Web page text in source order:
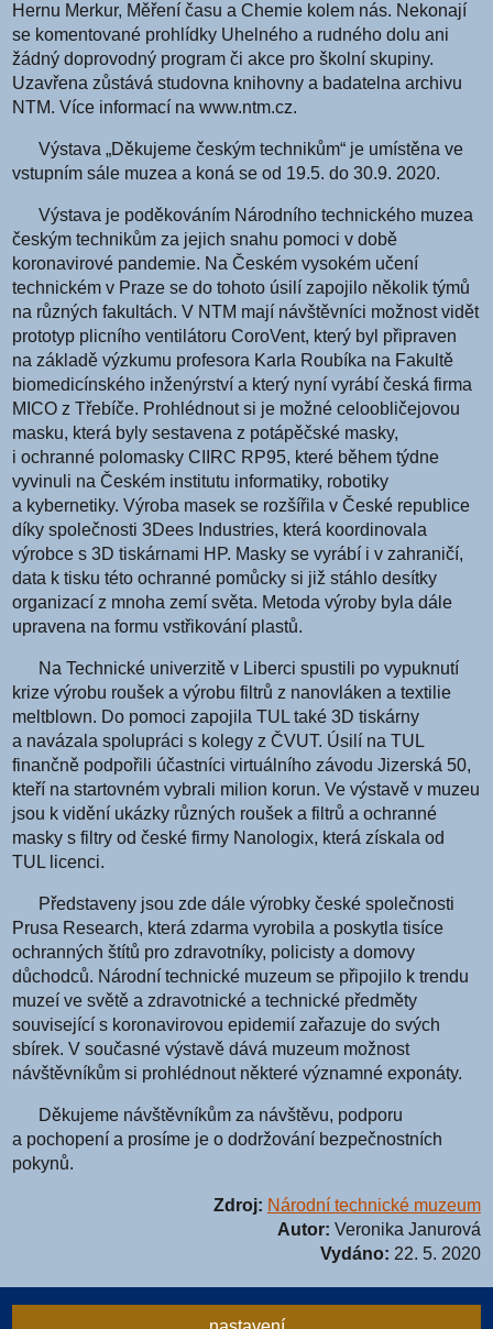
Hernu Merkur, Měření času a Chemie kolem nás. Nekonají
se komentované prohlídky Uhelného a rudného dolu ani
žádný doprovodný program či akce pro školní skupiny.
Uzavřena zůstává studovna knihovny a badatelna archivu
NTM. Více informací na www.ntm.cz.
Výstava „Děkujeme českým technikům“ je umístěna ve
vstupním sále muzea a koná se od 19.5. do 30.9. 2020.
Výstava je poděkováním Národního technického muzea
českým technikům za jejich snahu pomoci v době
koronavirové pandemie. Na Českém vysokém učení
technickém v Praze se do tohoto úsilí zapojilo několik týmů
na různých fakultách. V NTM mají návštěvníci možnost vidět
prototyp plicního ventilátoru CoroVent, který byl připraven
na základě výzkumu profesora Karla Roubíka na Fakultě
biomedicínského inženýrství a který nyní vyrábí česká firma
MICO z Třebíče. Prohlédnout si je možné celoobličejovou
masku, která byly sestavena z potápěčské masky,
i ochranné polomasky CIIRC RP95, které během týdne
vyvinuli na Českém institutu informatiky, robotiky
a kybernetiky. Výroba masek se rozšířila v České republice
díky společnosti 3Dees Industries, která koordinovala
výrobce s 3D tiskárnami HP. Masky se vyrábí i v zahraničí,
data k tisku této ochranné pomůcky si již stáhlo desítky
organizací z mnoha zemí světa. Metoda výroby byla dále
upravena na formu vstřikování plastů.
Na Technické univerzitě v Liberci spustili po vypuknutí
krize výrobu roušek a výrobu filtrů z nanovláken a textilie
meltblown. Do pomoci zapojila TUL také 3D tiskárny
a navázala spolupráci s kolegy z ČVUT. Úsilí na TUL
finančně podpořili účastníci virtuálního závodu Jizerská 50,
kteří na startovném vybrali milion korun. Ve výstavě v muzeu
jsou k vidění ukázky různých roušek a filtrů a ochranné
masky s filtry od české firmy Nanologix, která získala od
TUL licenci.
Představeny jsou zde dále výrobky české společnosti
Prusa Research, která zdarma vyrobila a poskytla tisíce
ochranných štítů pro zdravotníky, policisty a domovy
důchodců. Národní technické muzeum se připojilo k trendu
muzeí ve světě a zdravotnické a technické předměty
související s koronavirovou epidemií zařazuje do svých
sbírek. V současné výstavě dává muzeum možnost
návštěvníkům si prohlédnout některé významné exponáty.
Děkujeme návštěvníkům za návštěvu, podporu
a pochopení a prosíme je o dodržování bezpečnostních
pokynů.
Zdroj: Národní technické muzeum
Autor: Veronika Janurová
Vydáno: 22. 5. 2020